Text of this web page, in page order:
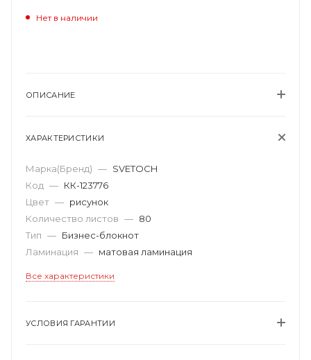
Нет в наличии
ОПИСАНИЕ
ХАРАКТЕРИСТИКИ
Марка(Бренд) — SVETOCH
Код — КК-123776
Цвет — рисунок
Количество листов — 80
Тип — Бизнес-блокнот
Ламинация — матовая ламинация
Все характеристики
УСЛОВИЯ ГАРАНТИИ